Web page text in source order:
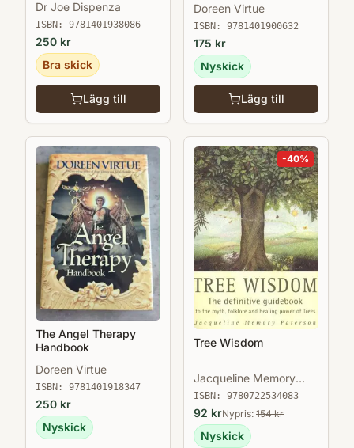
Create a New One
Dr Joe Dispenza
ISBN: 9781401938086
250 kr
Bra skick
Lägg till
Healing with Divinities
and Deities
Doreen Virtue
ISBN: 9781401900632
175 kr
Nyskick
Lägg till
The Angel Therapy
Handbook
Doreen Virtue
ISBN: 9781401918347
250 kr
Nyskick
-40%
Tree Wisdom
Jacqueline Memory
Paterson
ISBN: 9780722534083
92 krNypris: 154kr
Nyskick